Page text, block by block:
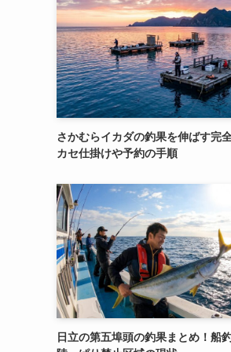
さかむらイカダの釣果を伸ばす完
カセ仕掛けや予約の手順
日立の第五埠頭の釣果まとめ！船